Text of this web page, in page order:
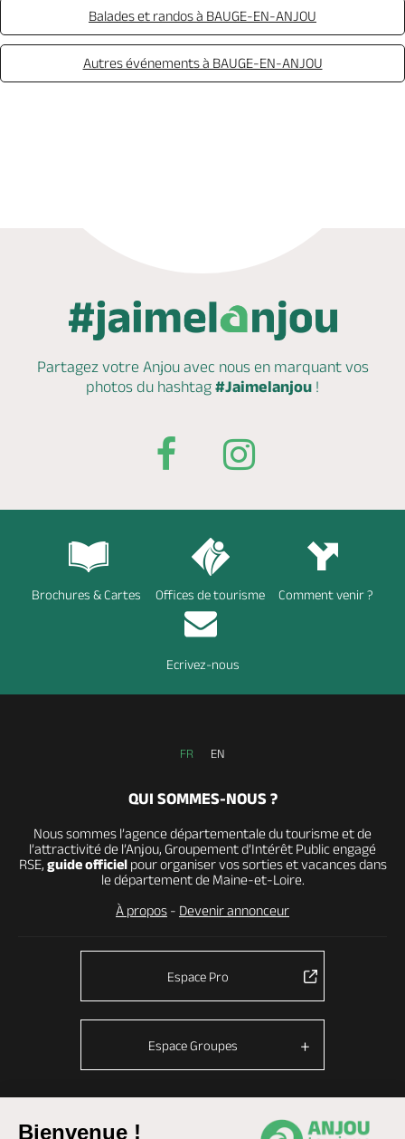
Bienvenue !
Balades et randos à BAUGE-EN-ANJOU
Autres événements à BAUGE-EN-ANJOU
Partagez votre Anjou avec nous en marquantvos
photos du hashtag #Jaimelanjou !
Brochures & Cartes Offices de tourisme Comment venir ?
Ecrivez-nous
FR EN
QUI SOMMES-NOUS ?
Nous sommes l’agence départementale du tourisme et de
l’attractivité de l’Anjou, Groupement d’Intérêt Public engagé
RSE, guide officielpour organiser vos sorties et vacances dans
le département de Maine-et-Loire.
À propos - Devenir annonceur
Espace Pro
Espace Groupes
© Anjou tourisme 2026 - Fonctionnement du site